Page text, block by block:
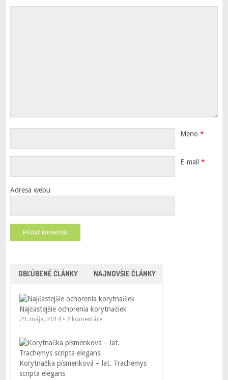
Meno *
E-mail *
Adresa webu
OBĽÚBENÉ ČLÁNKY NAJNOVŠIE ČLÁNKY
Najčastejšie ochorenia korytnačiek
29. mája, 2014 • 2 komentáre
Korytnačka písmenková – lat. Trachemys
scripta elegans